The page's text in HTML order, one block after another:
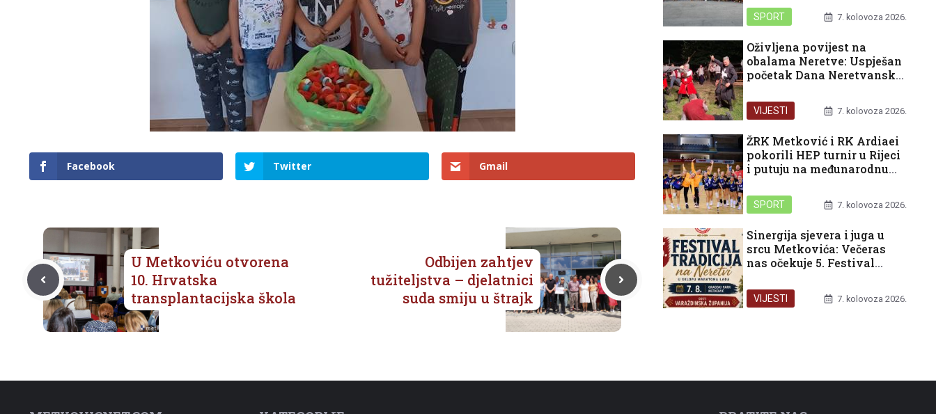
Facebook Twitter Gmail
U Metkoviću otvorena
10. Hrvatska
transplantacijska škola
Odbijen zahtjev
tužiteljstva – djelatnici
suda smiju u štrajk
Rijeci
SPORT 7. kolovoza 2026.
Oživljena povijest na
obalama Neretve: Uspješan
početak Dana Neretvanske
pred nama
VIJESTI 7. kolovoza 2026.
ŽRK Metković i RK Ardiaei
pokorili HEP turnir u Rijeci
i putuju na međunarodnu
SPORT 7. kolovoza 2026.
Sinergija sjevera i juga u
srcu Metkovića: Večeras
nas očekuje 5. Festival
VIJESTI 7. kolovoza 2026.